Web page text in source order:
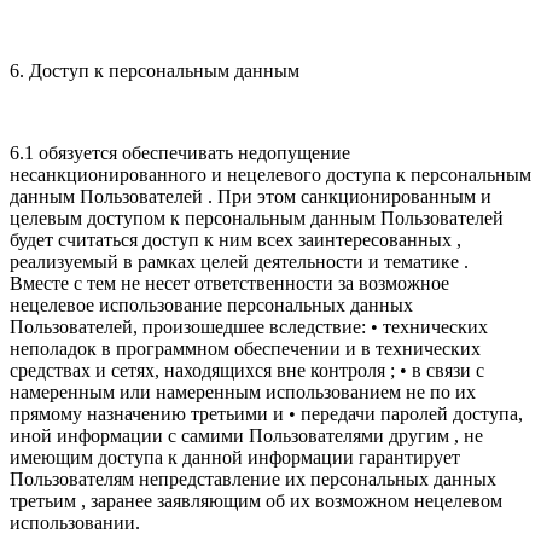
6. Доступ к персональным данным
6.1 обязуется обеспечивать недопущение
несанкционированного и нецелевого доступа к персональным
данным Пользователей . При этом санкционированным и
целевым доступом к персональным данным Пользователей
будет считаться доступ к ним всех заинтересованных ,
реализуемый в рамках целей деятельности и тематике .
Вместе с тем не несет ответственности за возможное
нецелевое использование персональных данных
Пользователей, произошедшее вследствие: • технических
неполадок в программном обеспечении и в технических
средствах и сетях, находящихся вне контроля ; • в связи с
намеренным или намеренным использованием не по их
прямому назначению третьими и • передачи паролей доступа,
иной информации с самими Пользователями другим , не
имеющим доступа к данной информации гарантирует
Пользователям непредставление их персональных данных
третьим , заранее заявляющим об их возможном нецелевом
использовании.